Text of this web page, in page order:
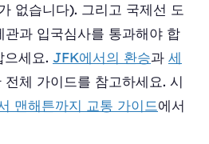
없습니다). 그리고 국제선 도
과 입국심사를 통과해야 합
으세요. JFK에서의 환승과 세
전체 가이드를 참고하세요. 시
맨해튼까지 교통 가이드에서